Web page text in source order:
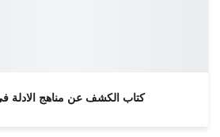
كتاب الكشف عن مناهج الادلة